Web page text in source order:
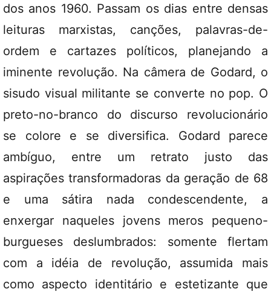
dos anos 1960. Passam os dias entre densas
leituras marxistas, canções, palavras-de-
ordem e cartazes políticos, planejando a
iminente revolução. Na câmera de Godard, o
sisudo visual militante se converte no pop. O
preto-no-branco do discurso revolucionário
se colore e se diversifica. Godard parece
ambíguo, entre um retrato justo das
aspirações transformadoras da geração de 68
e uma sátira nada condescendente, a
enxergar naqueles jovens meros pequeno-
burgueses deslumbrados: somente flertam
com a idéia de revolução, assumida mais
como aspecto identitário e estetizante que